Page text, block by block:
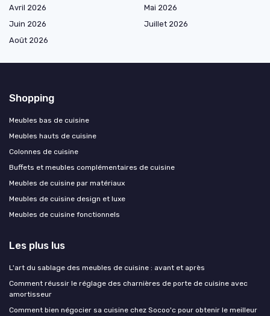
Avril 2026
Mai 2026
Juin 2026
Juillet 2026
Août 2026
Shopping
Meubles bas de cuisine
Meubles hauts de cuisine
Colonnes de cuisine
Buffets et meubles complémentaires de cuisine
Meubles de cuisine par matériaux
Meubles de cuisine design et luxe
Meubles de cuisine fonctionnels
Les plus lus
L'art du sablage des meubles de cuisine : avant et après
Comment réussir le réglage des charnières de porte de cuisine avec
amortisseur
Comment bien négocier sa cuisine chez Socoo'c pour obtenir le meilleur